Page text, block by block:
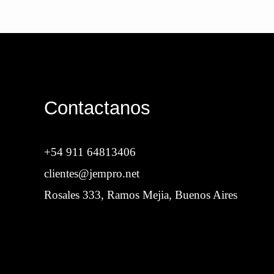
Contactanos
+54 911 64813406
clientes@jempro.net
Rosales 333, Ramos Mejia, Buenos Aires